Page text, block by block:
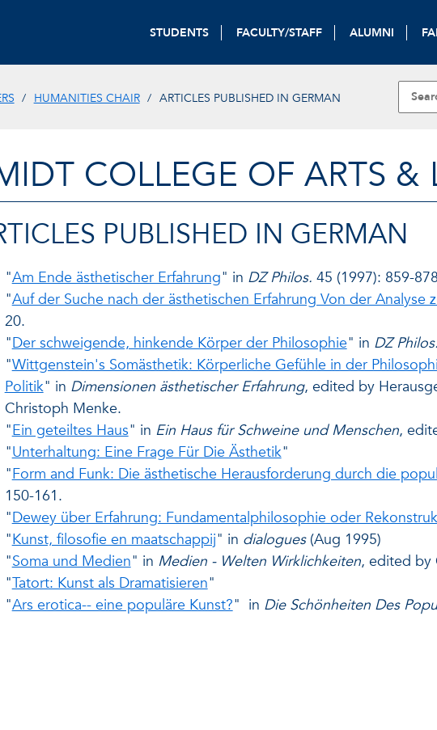
STUDENTS FACULTY/STAFF ALUMNI
HUMANITIES CHAIR ARTICLES PUBLISHED IN GERMAN
COLLEGE OF ARTS &
PUBLISHED IN GERMAN
"Am Ende ästhetischer Erfahrung" in DZ Philos. 45 (1997): 859-
"Auf der Suche nach der ästhetischen Erfahrung Von der Analyse
20.
"Der schweigende, hinkende Körper der Philosophie" in DZ Philos.
"Wittgenstein's Somästhetik: Körperliche Gefühle in der
Politik" in Dimensionen ästhetischer Erfahrung, edited by
Christoph Menke.
"Ein geteiltes Haus" in Ein Haus für Schweine und Menschen,
"Unterhaltung: Eine Frage Für Die Ästhetik"
"Form and Funk: Die ästhetische Herausforderung durch die
150-161.
"Dewey über Erfahrung: Fundamentalphilosophie oder
"Kunst, filosofie en maatschappij" in dialogues(Aug 1995)
"Soma und Medien" in Medien - Welten Wirklichkeiten, edited by
"Tatort: Kunst als Dramatisieren"
"Ars erotica-- eine populäre Kunst?" in Die Schönheiten Des